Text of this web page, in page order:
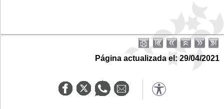
Página actualizada el: 29/04/2021